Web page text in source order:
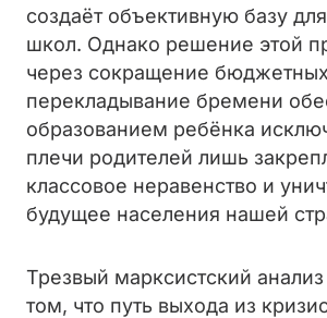
создаёт объективную базу
школ. Однако решение этой
через сокращение
перекладывание бремени
образованием ребёнка
плечи родителей лишь
классовое неравенство и
будущее населения нашей
Трезвый марксистский анализ
том, что путь выхода из